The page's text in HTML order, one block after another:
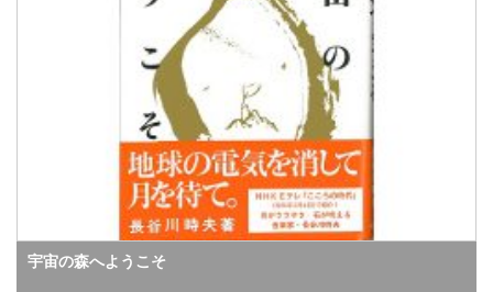
宇宙の森へようこそ